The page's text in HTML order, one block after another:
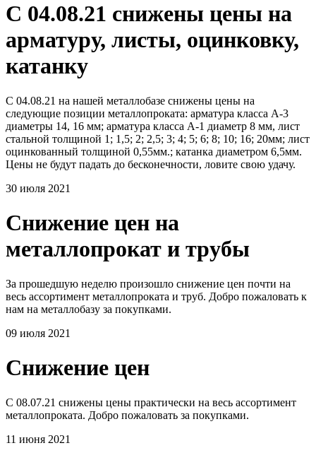
С 04.08.21 снижены цены на
арматуру, листы, оцинковку,
катанку
С 04.08.21 на нашей металлобазе снижены цены на
следующие позиции металлопроката: арматура класса А-3
диаметры 14, 16 мм; арматура класса А-1 диаметр 8 мм, лист
стальной толщиной 1; 1,5; 2; 2,5; 3; 4; 5; 6; 8; 10; 16; 20мм; лист
оцинкованный толщиной 0,55мм.; катанка диаметром 6,5мм.
Цены не будут падать до бесконечности, ловите свою удачу.
30 июля 2021
Снижение цен на
металлопрокат и трубы
За прошедшую неделю произошло снижение цен почти на
весь ассортимент металлопроката и труб. Добро пожаловать к
нам на металлобазу за покупками.
09 июля 2021
Снижение цен
С 08.07.21 снижены цены практически на весь ассортимент
металлопроката. Добро пожаловать за покупками.
11 июня 2021